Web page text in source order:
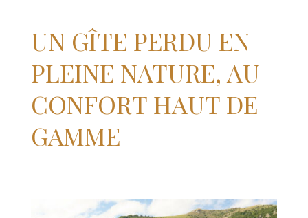
UN GÎTE PERDU EN
PLEINE NATURE, AU
CONFORT HAUT DE
GAMME